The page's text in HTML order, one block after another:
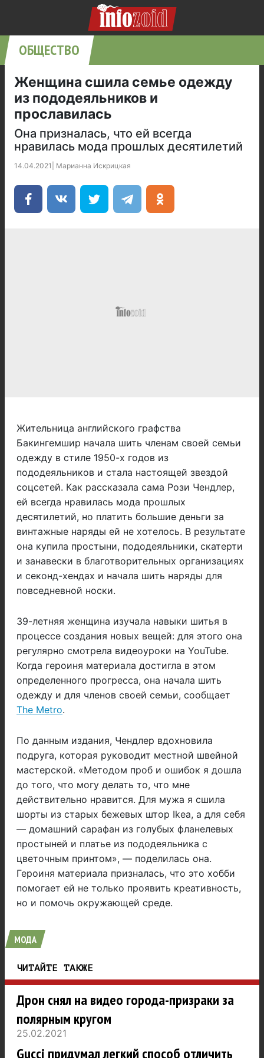
ОБЩЕСТВО
Женщина сшила семье одежду
из пододеяльников и
прославилась
Она призналась, что ей всегда
нравилась мода прошлых десятилетий
14.04.2021 Марианна Искрицкая
Жительница английского графства
Бакингемшир начала шить членам своей семьи
одежду в стиле 1950-х годов из
пододеяльников и стала настоящей звездой
соцсетей. Как рассказала сама Рози Чендлер,
ей всегда нравилась мода прошлых
десятилетий, но платить большие деньги за
винтажные наряды ей не хотелось. В результате
она купила простыни, пододеяльники, скатерти
и занавески в благотворительных организациях
и секонд-хендах и начала шить наряды для
повседневной носки.
39-летняя женщина изучала навыки шитья в
процессе создания новых вещей: для этого она
регулярно смотрела видеоуроки на YouTube.
Когда героиня материала достигла в этом
определенного прогресса, она начала шить
одежду и для членов своей семьи, сообщает
The Metro.
По данным издания, Чендлер вдохновила
подруга, которая руководит местной швейной
мастерской. «Методом проб и ошибок я дошла
до того, что могу делать то, что мне
действительно нравится. Для мужа я сшила
шорты из старых бежевых штор Ikea, а для себя
— домашний сарафан из голубых фланелевых
простыней и платье из пододеяльника с
цветочным принтом», — поделилась она.
Героиня материала призналась, что это хобби
помогает ей не только проявить креативность,
но и помочь окружающей среде.
МОДА
ЧИТАЙТЕ ТАКЖЕ
Дрон снял на видео города-призраки за
полярным кругом
25.02.2021
Gucci придумал легкий способ отличить